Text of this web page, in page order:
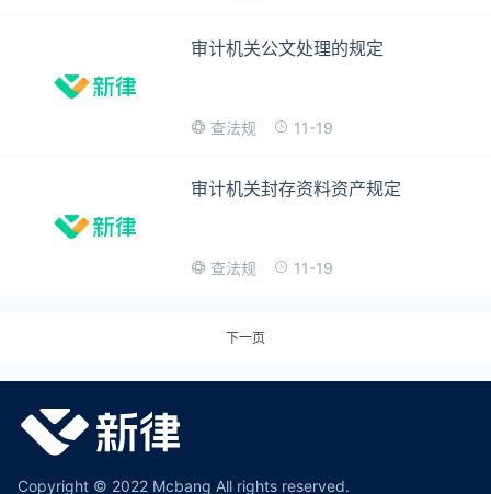
审计机关公文处理的规定
查法规 11-19
审计机关封存资料资产规定
查法规 11-19
下一页
Copyright © 2022 Mcbang All rights reserved.